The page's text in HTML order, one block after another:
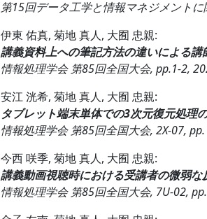
第15回データ工学と情報マネジメント
伊東 佑真, 菊地 真人, 大囿 忠親:
講義資料上への筆記方法の違いによる
情報処理学会 第85回全国大会, pp.1-2,
安江 洸希, 菊地 真人, 大囿 忠親:
タブレット端末単体での3次元復元処理
情報処理学会 第85回全国大会, 2X-07,
今西 咲季, 菊地 真人, 大囿 忠親:
講義動画視聴時における受講者の微弱
情報処理学会 第85回全国大会, 7U-02,